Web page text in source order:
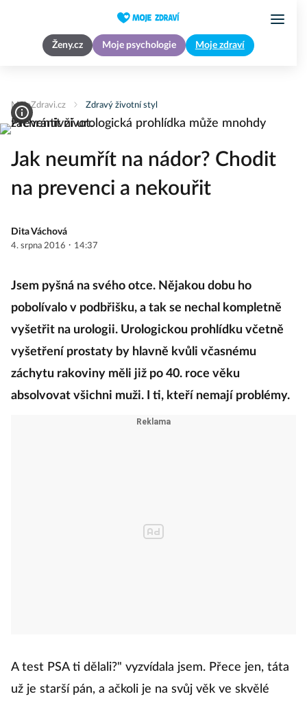
Ženy.cz Moje psychologie Moje zdraví
MojeZdravi.cz Zdravý životní styl
Jak neumřít na nádor? Chodit
na prevenci a nekouřit
Dita Váchová
4. srpna 2016 · 14:37
Jsem pyšná na svého otce. Nějakou dobu ho
pobolívalo v podbřišku, a tak se nechal kompletně
vyšetřit na urologii. Urologickou prohlídku včetně
vyšetření prostaty by hlavně kvůli včasnému
záchytu rakoviny měli již po 40. roce věku
absolvovat všichni muži. I ti, kteří nemají problémy.
A test PSA ti dělali?" vyzvídala jsem. Přece jen, táta
už je starší pán, a ačkoli je na svůj věk ve skvělé